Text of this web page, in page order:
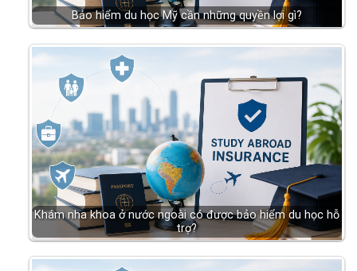
Bảo hiểm du học Mỹ cần những quyền lợi gì?
Khám nha khoa ở nước ngoài có được bảo hiểm du học hỗ
trợ?